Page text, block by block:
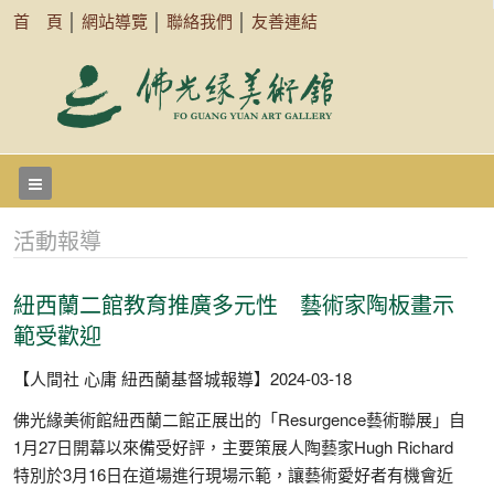
首 頁 網站導覽 聯絡我們 友善連結
活動報導
紐西蘭二館教育推廣多元性 藝術家陶板畫示
範受歡迎
【人間社 心庸 紐西蘭基督城報導】2024-03-18
佛光緣美術館紐西蘭二館正展出的「Resurgence藝術聯展」自
1月27日開幕以來備受好評，主要策展人陶藝家Hugh Richard
特別於3月16日在道場進行現場示範，讓藝術愛好者有機會近